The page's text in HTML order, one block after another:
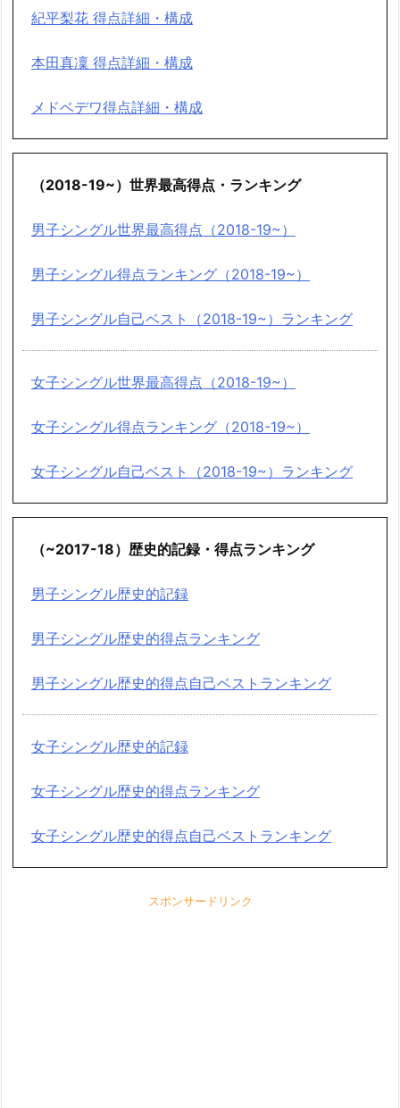
紀平梨花 得点詳細・構成
本田真凜 得点詳細・構成
メドベデワ得点詳細・構成
（2018-19~）世界最高得点・ランキング
男子シングル世界最高得点（2018-19~）
男子シングル得点ランキング（2018-19~）
男子シングル自己ベスト（2018-19~）ランキング
女子シングル世界最高得点（2018-19~）
女子シングル得点ランキング（2018-19~）
女子シングル自己ベスト（2018-19~）ランキング
（~2017-18）歴史的記録・得点ランキング
男子シングル歴史的記録
男子シングル歴史的得点ランキング
男子シングル歴史的得点自己ベストランキング
女子シングル歴史的記録
女子シングル歴史的得点ランキング
女子シングル歴史的得点自己ベストランキング
スポンサードリンク